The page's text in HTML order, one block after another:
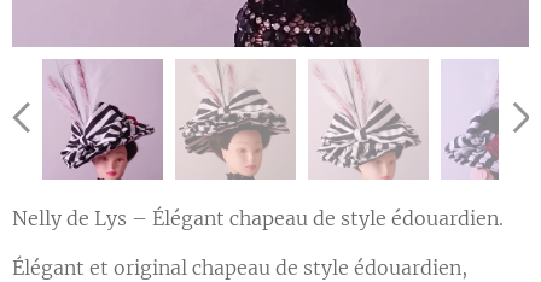
Nelly de Lys – Élégant chapeau de style édouardien.
Élégant et original chapeau de style édouardien,